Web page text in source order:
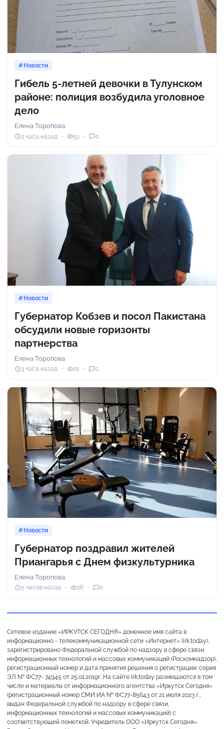
Новости
Гибель 5-летней девочки в Тулунском
районе: полиция возбудила уголовное
дело
Елена Торопова
2 часа назад 51 0
Новости
Губернатор Кобзев и посол Пакистана
обсудили новые горизонты
партнерства
Елена Торопова
3 часа назад 21 0
Новости
Губернатор поздравил жителей
Приангарья с Днем физкультурника
Елена Торопова
5 часов назад 26 0
Сетевое издание «ИРКУТСК СЕГОДНЯ» доменное имя сайта в
информационно - телекоммуникационной сети «Интернет» (irk.today),
зарегистрировано Федеральной службой по надзору в сфере связи,
информационных технологий и массовых коммуникаций (Роскомнадзор),
регистрационный номер и дата принятия решения о регистрации: серия
ЭЛ № ФС77- 74945 от 25.01.2019г. На сайте irk.today размещаются в том
числе и материалы от информационного агентства «Иркутск Сегодня»
(регистрационный номер СМИ ИА № ФС77-85643 от 21 июля 2023 г.,
выдан Федеральной службой по надзору в сфере связи,
информационных технологий и массовых коммуникаций) с
соответствующей пометкой. Учредитель ООО «Иркутск Сегодня».